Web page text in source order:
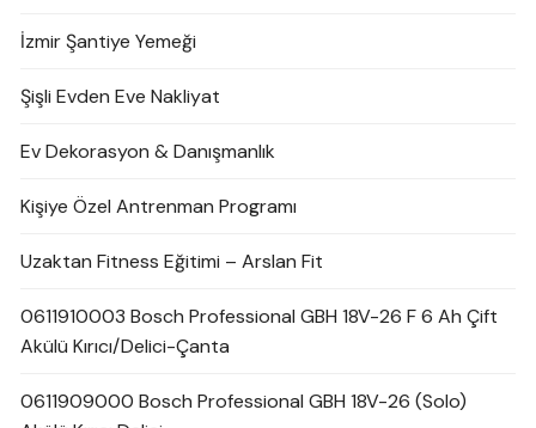
İzmir Şantiye Yemeği
Şişli Evden Eve Nakliyat
Ev Dekorasyon & Danışmanlık
Kişiye Özel Antrenman Programı
Uzaktan Fitness Eğitimi – Arslan Fit
0611910003 Bosch Professional GBH 18V-26 F 6 Ah Çift
Akülü Kırıcı/Delici-Çanta
0611909000 Bosch Professional GBH 18V-26 (Solo)